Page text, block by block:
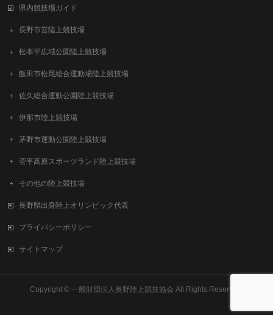
県内競技場ガイド
長野市営陸上競技場
松本平広域公園陸上競技場
飯田市松尾総合運動場陸上競技場
佐久総合運動公園陸上競技場
伊那市陸上競技場
茅野市運動公園陸上競技場
菅平高原スポーツランド陸上競技場
その他の陸上競技場
長野県出身陸上オリンピック代表
プライバシーポリシー
サイトマップ
Copyright © 一般財団法人長野陸上競技協会 All Rights Reserved.